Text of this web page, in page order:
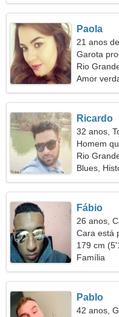
Paola
21 anos
Garota
Rio
Amor
Ricardo
32 anos,
Homem
Rio
Blues,
Fábio
26 anos,
Cara está
179 cm
Família
Pablo
42 anos,